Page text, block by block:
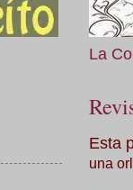
La
Esta
una